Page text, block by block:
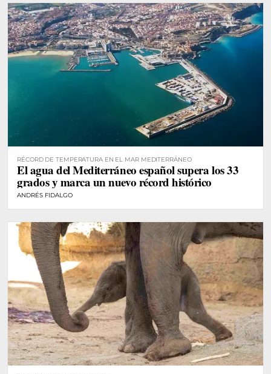
RÉCORD DE TEMPERATURA EN EL MAR MEDITERRÁNEO
El agua del Mediterráneo español supera los 33
grados y marca un nuevo récord histórico
ANDRÉS FIDALGO